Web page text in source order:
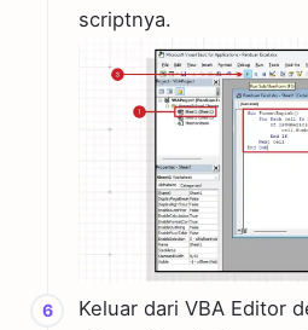
scriptnya.
Keluar dari VBA Editor